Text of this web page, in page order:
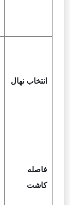
انتخاب نهال
فاصله
کاشت